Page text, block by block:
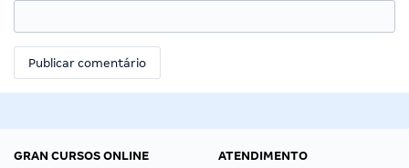
GRAN CURSOS ONLINE
ATENDIMENTO